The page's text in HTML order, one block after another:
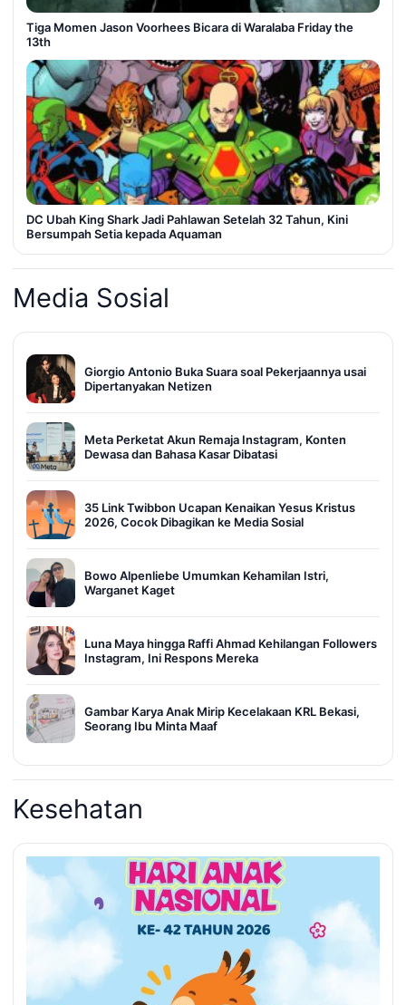
Tiga Momen Jason Voorhees Bicara di Waralaba Friday the
13th
DC Ubah King Shark Jadi Pahlawan Setelah 32 Tahun, Kini
Bersumpah Setia kepada Aquaman
Media Sosial
Giorgio Antonio Buka Suara soal Pekerjaannya usai
Dipertanyakan Netizen
Meta Perketat Akun Remaja Instagram, Konten
Dewasa dan Bahasa Kasar Dibatasi
35 Link Twibbon Ucapan Kenaikan Yesus Kristus
2026, Cocok Dibagikan ke Media Sosial
Bowo Alpenliebe Umumkan Kehamilan Istri,
Warganet Kaget
Luna Maya hingga Raffi Ahmad Kehilangan Followers
Instagram, Ini Respons Mereka
Gambar Karya Anak Mirip Kecelakaan KRL Bekasi,
Seorang Ibu Minta Maaf
Kesehatan